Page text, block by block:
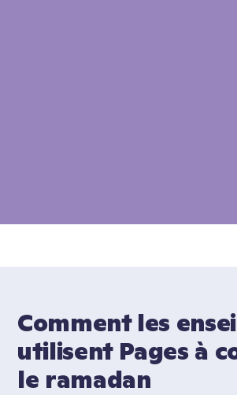
Comment les
utilisent Pages à
le ramadan